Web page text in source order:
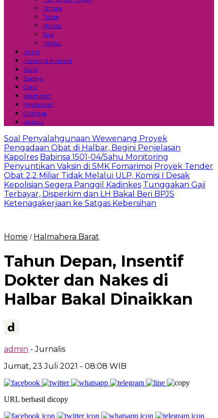
Ternate
Tidore
Morotai
Sula
Taliabu
Politik
Hukum & Kriminal
Sosial
Budaya
Opini
Kesehatan
Pendidikan
Olahraga
Religius
Soal Penyalahgunaan Wewenang Proyek
Pengadaan Obat di Halbar, Begini Penjelasan
Kapolres Babinsa 1501-04/Sahu Monitoring
Penyuntikan Vaksin di SMK Fomarimoi Proyek Tender
Obat 2,2 Miliar Tidak Melalui ULP, Komisi I Desak
Kepolisian Segera Panggil Kadinkes Tunggakan Gaji
Terbayar, Disperkim dan LH Bakal Beri BPJS
Ketenagakerjaan ke Satgas Kebersihan
Home / Halmahera Barat
Tahun Depan, Insentif
Dokter dan Nakes di
Halbar Bakal Dinaikkan
admin - Jurnalis
Jumat, 23 Juli 2021 - 08:08 WIB
URL berhasil dicopy